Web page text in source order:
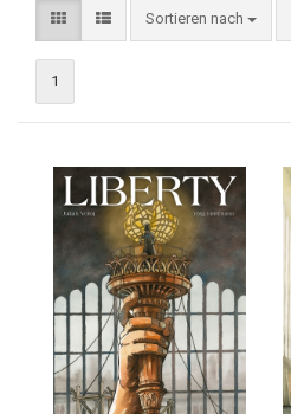
Sortieren nach
1